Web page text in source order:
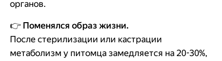
органов.
👉 Поменялся образ жизни.
После стерилизации или кастрации
метаболизм у питомца замедляется на 20-30%,